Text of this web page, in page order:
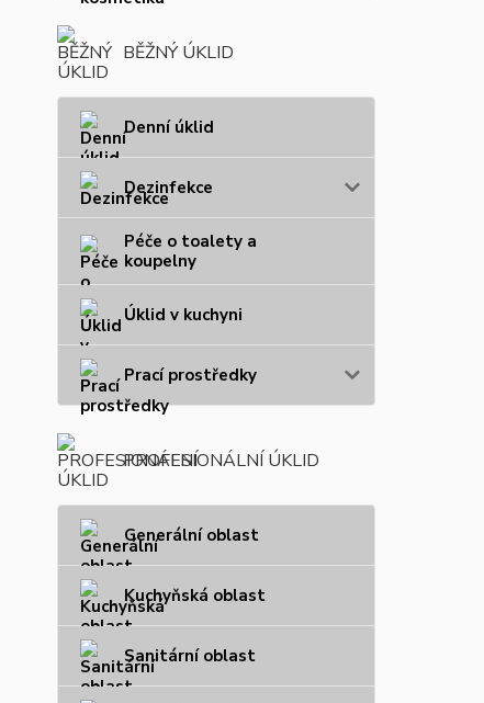
BĚŽNÝ ÚKLID
Denní úklid
Dezinfekce
Péče o toalety a
koupelny
Úklid v kuchyni
Prací prostředky
PROFESIONÁLNÍ ÚKLID
Generální oblast
Kuchyňská oblast
Sanitární oblast